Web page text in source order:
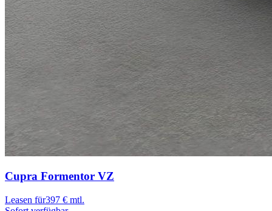
Cupra Formentor VZ
Leasen für397 € mtl.